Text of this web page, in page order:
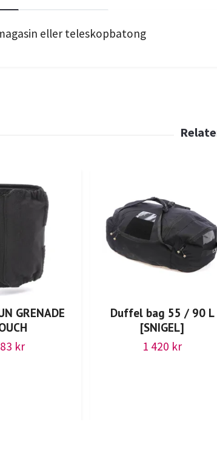
eller teleskopbatong
GRENADE
kr
Duffel bag 55 / 90 L
[SNIGEL]
1 420 kr